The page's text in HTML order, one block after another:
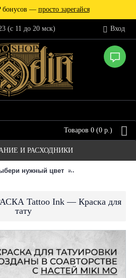
бонусов — просто зарегайся
(c 11 до 20 мск) Вход
Товаров 0 (0 р.)
И РАСХОДНИКИ
нужный цвет
Tattoo Ink — Краска для
тату